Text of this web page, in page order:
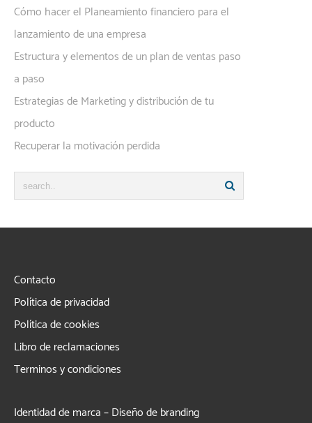
Cómo hacer el Planeamiento financiero para el
lanzamiento de una empresa
Estructura y elementos de un plan de ventas paso
a paso
Estrategias de Marketing y distribución de tu
producto
Recuperar la motivación perdida
Contacto
Política de privacidad
Política de cookies
Libro de reclamaciones
Terminos y condiciones
Identidad de marca – Diseño de branding